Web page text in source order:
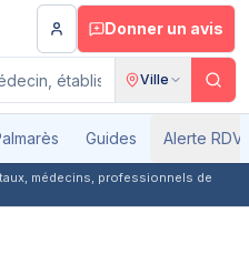
Donner un avis
Ville
Guides Alerte RDV
médecins, professionnels de